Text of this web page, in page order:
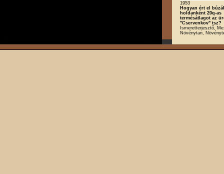
1953
Hogyan ért el
holdanként 20q-as
termésátlagot az
"Cservenkov" tsz?
Ismeretterjesztő,
Növénytan,